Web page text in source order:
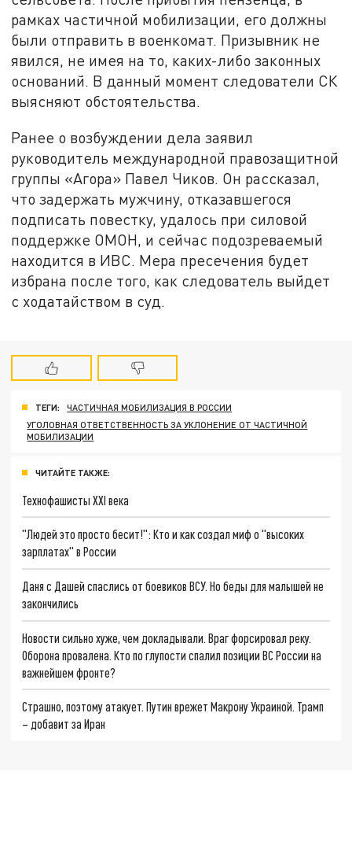
рамках частичной мобилизации, его должны
были отправить в военкомат. Призывник не
явился, не имея на то, каких-либо законных
оснований. В данный момент следователи СК
выясняют обстоятельства.
Ранее о возбуждении дела заявил
руководитель международной правозащитной
группы «Агора» Павел Чиков. Он рассказал,
что задержать мужчину, отказавшегося
подписать повестку, удалось при силовой
поддержке ОМОН, и сейчас подозреваемый
находится в ИВС. Мера пресечения будет
избрана после того, как следователь выйдет
с ходатайством в суд.
ТЕГИ:
ЧАСТИЧНАЯ МОБИЛИЗАЦИЯ В РОССИИ
УГОЛОВНАЯ ОТВЕТСТВЕННОСТЬ ЗА УКЛОНЕНИЕ ОТ ЧАСТИЧНОЙ
МОБИЛИЗАЦИИ
ЧИТАЙТЕ ТАКЖЕ:
Технофашисты XXI века
"Людей это просто бесит!": Кто и как создал миф о "высоких
зарплатах" в России
Даня с Дашей спаслись от боевиков ВСУ. Но беды для малышей не
закончились
Новости сильно хуже, чем докладывали. Враг форсировал реку.
Оборона провалена. Кто по глупости спалил позиции ВС России на
важнейшем фронте?
Страшно, поэтому атакует. Путин врежет Макрону Украиной. Трамп
– добавит за Иран